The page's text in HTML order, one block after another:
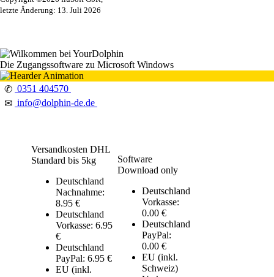
letzte Änderung: 13. Juli 2026
Die Zugangssoftware zu Microsoft Windows
✆ 0351 404570
✉ info@dolphin-de.de
Versandkosten DHL
Standard bis 5kg
Deutschland
Nachnahme:
8.95 €
Deutschland
Vorkasse: 6.95
€
Deutschland
PayPal: 6.95 €
EU (inkl.
Software
Download only
Deutschland
Vorkasse:
0.00 €
Deutschland
PayPal:
0.00 €
EU (inkl.
Schweiz)